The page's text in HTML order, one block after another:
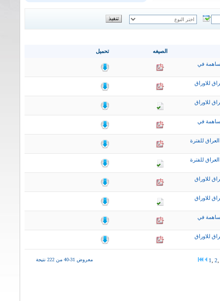
تحميل الصيغه
في
للاوراق
للاوراق
في
للفترة
للفترة
للاوراق
للاوراق
في
للاوراق
معروض 31-40 من 222 نتيجة 1 2